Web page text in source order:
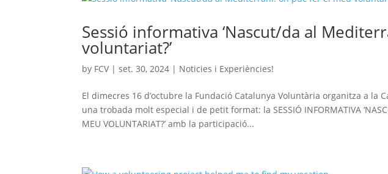
Sessió informativa ‘Nascut/da al
voluntariat?’
by FCV |set. 30, 2024 | Noticies i Experiències!
El dimecres 16 d’octubre la Fundació Catalunya Voluntària organitza a la
una trobada molt especial i de petit format: la SESSIÓ INFORMATIVA
MEU VOLUNTARIAT?’ amb la participació...